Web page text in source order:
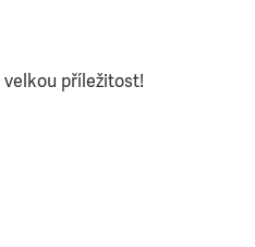
velkou příležitost!